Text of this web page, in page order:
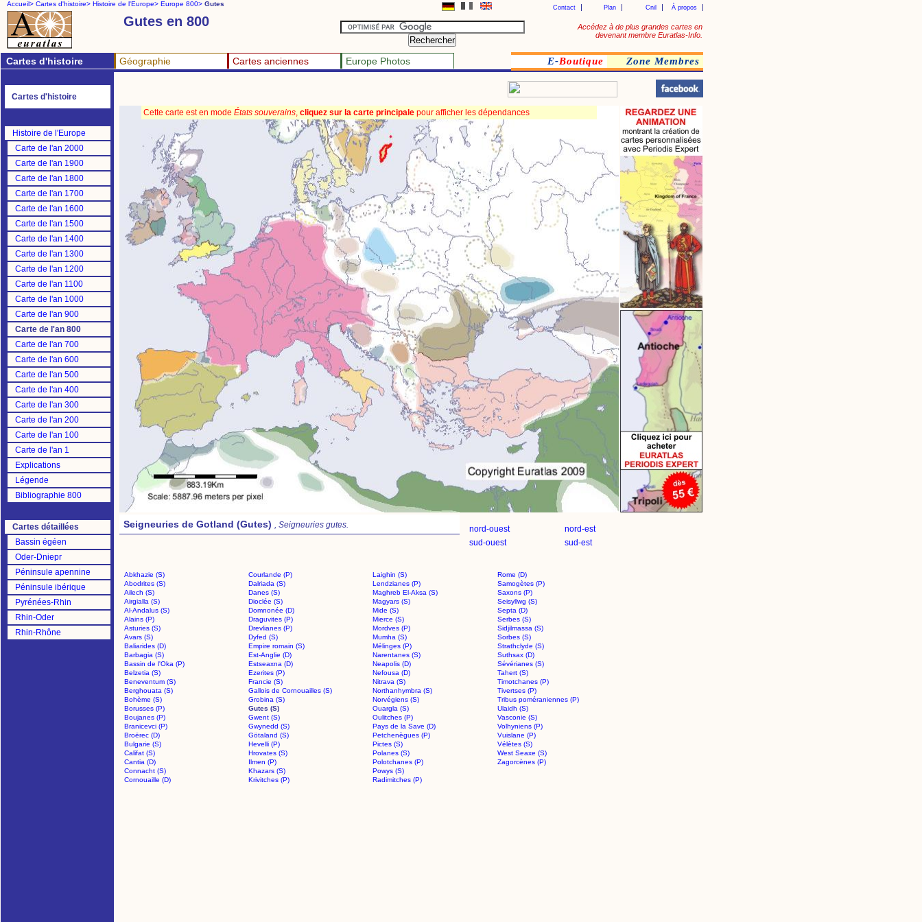
Accueil> Cartes d'histoire> Histoire de l'Europe> Europe 800> Gutes
Accédez à de plus grandes cartes en
devenant membre Euratlas-Info.
À propos
Cnil
Plan
Contact
Gutes en 800
Cartes d'histoire Géographie Cartes anciennes Europe Photos E-Boutique Zone Membres
Cartes d'histoire
Histoire de l'Europe
Carte de l'an 2000
Carte de l'an 1900
Carte de l'an 1800
Carte de l'an 1700
Carte de l'an 1600
Carte de l'an 1500
Carte de l'an 1400
Carte de l'an 1300
Carte de l'an 1200
Carte de l'an 1100
Carte de l'an 1000
Carte de l'an 900
Carte de l'an 800
Carte de l'an 700
Carte de l'an 600
Carte de l'an 500
Carte de l'an 400
Carte de l'an 300
Carte de l'an 200
Carte de l'an 100
Carte de l'an 1
Explications
Légende
Bibliographie 800
Cartes détaillées
Bassin égéen
Oder-Dniepr
Péninsule apennine
Péninsule ibérique
Pyrénées-Rhin
Rhin-Oder
Rhin-Rhône
Cette carte est en mode États souverains, cliquez sur la carte principale pour afficher les dépendances
Seigneuries de Gotland (Gutes) , Seigneuries gutes. nord-ouest
nord-est
sud-ouest
sud-est
Abkhazie (S) Courlande (P) Laighin (S)
Rome (D)
Abodrites (S)
Dalriada (S) Lendzianes (P)
Samogètes (P)
Ailech (S)
Danes (S) Maghreb El-Aksa (S)
Saxons (P)
Airgialla (S)
Dioclée (S) Magyars (S)
Seisyllwg (S)
Al-Andalus (S)
Domnonée (D) Mide (S)
Septa (D)
Alains (P)
Draguvites (P) Mierce (S)
Serbes (S)
Asturies (S)
Drevlianes (P) Mordves (P)
Sidjilmassa (S)
Avars (S)
Dyfed (S) Mumha (S)
Sorbes (S)
Baliarides (D)
Empire romain (S) Mélinges (P)
Strathclyde (S)
Barbagia (S)
Est-Anglie (D) Narentanes (S)
Suthsax (D)
Bassin de l'Oka (P)
Estseaxna (D) Neapolis (D)
Sévérianes (S)
Belzetia (S)
Ezerites (P) Nefousa (D)
Tahert (S)
Beneventum (S)
Francie (S) Nitrava (S)
Timotchanes (P)
Berghouata (S)
Gallois de Cornouailles (S) Northanhymbra (S)
Tivertses (P)
Bohème (S)
Grobina (S) Norvégiens (S)
Tribus poméraniennes (P)
Borusses (P)
Gutes (S) Ouargla (S)
Ulaidh (S)
Boujanes (P)
Gwent (S) Oulitches (P)
Vasconie (S)
Branicevci (P)
Gwynedd (S) Pays de la Save (D)
Volhyniens (P)
Broërec (D)
Götaland (S) Petchenègues (P)
Vuislane (P)
Bulgarie (S)
Hevelli (P) Pictes (S)
Vélètes (S)
Califat (S)
Hrovates (S) Polanes (S)
West Seaxe (S)
Cantia (D)
Ilmen (P) Polotchanes (P)
Zagorcènes (P)
Connacht (S)
Khazars (S)
Powys (S)
Cornouaille (D)
Krivitches (P) Radimitches (P)